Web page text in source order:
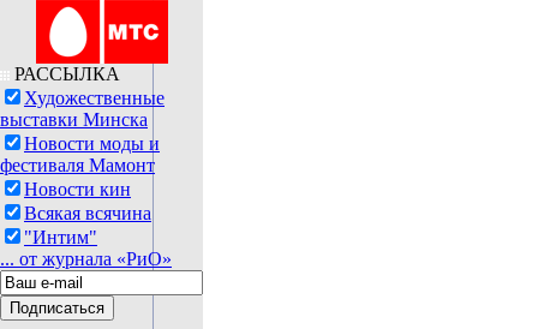
РАССЫЛКА
Художественные
выставки Минска
Новости моды и
фестиваля Мамонт
Новости кин
Всякая всячина
"Интим"
... от журнала «РиО»